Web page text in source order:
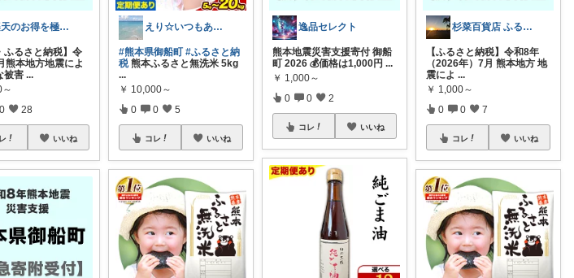
楽天のお得を極めるガイド
ふるさと納税】令
熊本地方地震によ
被害 ...
0 28
いいね
えり☆いつもありがとうございます
#熊本県御船町 #ふるさと納
税熊本ふるさと無洗米 5kg
...
￥ 10,000～
0 0 5
コレ いいね
逸品セレクト
熊本地震災害支援寄付 御船
町 2026 💰価格は1,000円 ...
￥ 1,000～
0 0 2
コレ いいね
杉菜百貨店 ふるさと納税取り扱い中！
【ふるさと納税】令和8年
（2026年）7月 熊本地方 地
震によ ...
￥ 1,000～
0 0 7
コレ いいね